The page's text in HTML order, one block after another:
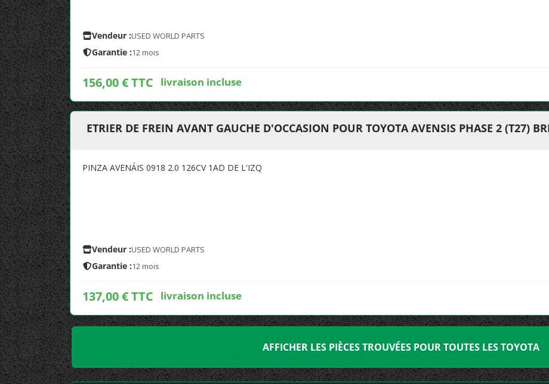
Vendeur :USED WORLD PARTS
Garantie :12 mois
156,00 € TTC livraison incluse
ETRIER DE FREIN AVANT GAUCHE D'OCCASION POUR TOYOTA AVENSIS PHASE 2 (T27)
PINZA AVENÁIS 0918 2.0 126CV 1AD DE L'IZQ
Vendeur :USED WORLD PARTS
Garantie :12 mois
137,00 € TTC livraison incluse
AFFICHER LES PIÈCES TROUVÉES POUR TOUTES LES TOYOTA